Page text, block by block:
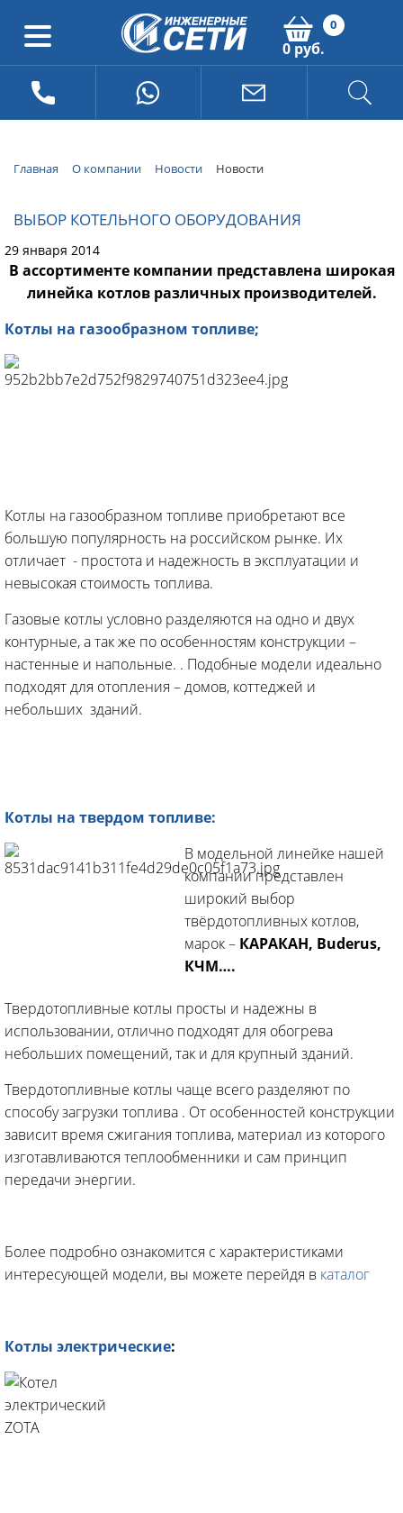
0
0 руб.
Главная О компании Новости Новости
ВЫБОР КОТЕЛЬНОГО ОБОРУДОВАНИЯ
29 января 2014
В ассортименте компании представлена широкая
линейка котлов различных производителей.
Котлы на газообразном топливе;
Котлы на газообразном топливе приобретают все
большую популярность на российском рынке. Их
отличает - простота и надежность в эксплуатации и
невысокая стоимость топлива.
Газовые котлы условно разделяются на одно и двух
контурные, а так же по особенностям конструкции –
настенные и напольные. . Подобные модели идеально
подходят для отопления – домов, коттеджей и
небольших зданий.
Котлы на твердом топливе:
В модельной линейке нашей
компании представлен
широкий выбор
твёрдотопливных котлов,
марок – КАРАКАН, Buderus,
КЧМ….
Твердотопливные котлы просты и надежны в
использовании, отлично подходят для обогрева
небольших помещений, так и для крупный зданий.
Твердотопливные котлы чаще всего разделяют по
способу загрузки топлива . От особенностей конструкции
зависит время сжигания топлива, материал из которого
изготавливаются теплообменники и сам принцип
передачи энергии.
Более подробно ознакомится с характеристиками
интересующей модели, вы можете перейдя в каталог
Котлы электрические: